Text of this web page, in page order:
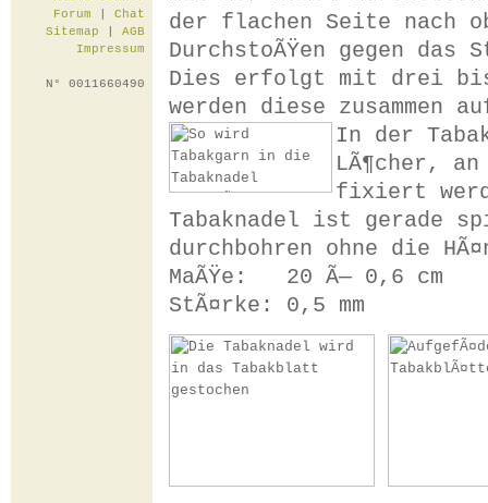
Forum
Chat
Sitemap
AGB
Impressum
N° 0011660490
der flachen Seite nach
DurchstoÃŸen gegen das
Dies erfolgt mit drei
werden diese zusammen
In der
LÃ¶cher,
fixiert
Tabaknadel ist gerade
durchbohren ohne die
MaÃŸe: 20 Ã— 0,6 cm
StÃ¤rke: 0,5 mm